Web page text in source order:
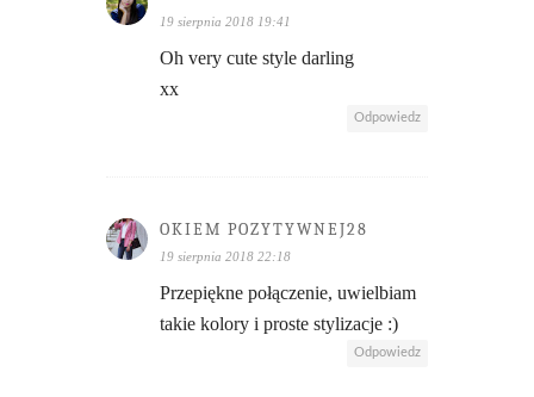
19 sierpnia 2018 19:41
Oh very cute style darling
xx
Odpowiedz
OKIEM POZYTYWNEJ28
19 sierpnia 2018 22:18
Przepiękne połączenie, uwielbiam
takie kolory i proste stylizacje :)
Odpowiedz